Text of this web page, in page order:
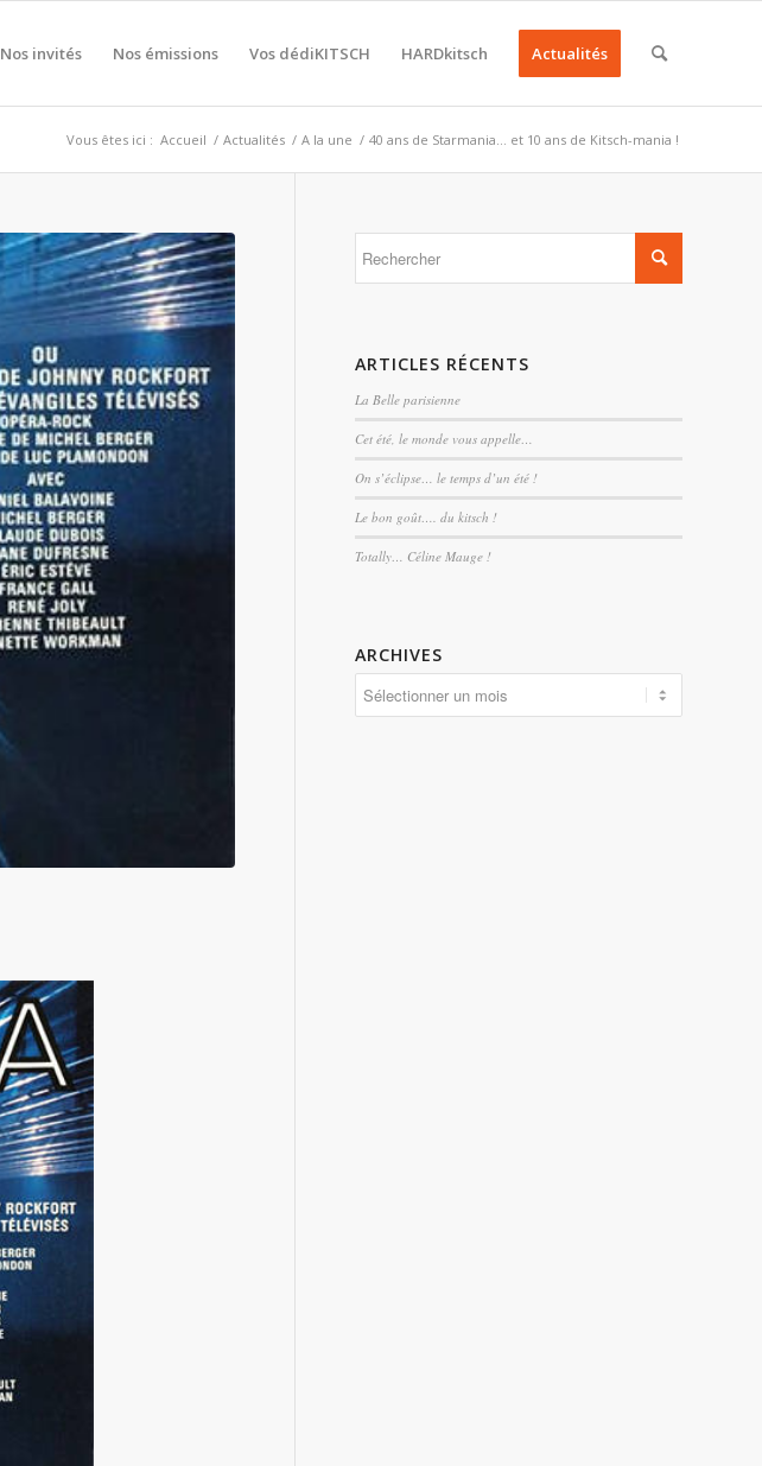
Nos invités Nos émissions Vos dédiKITSCH HARDkitsch Actualités
Vous êtes ici : Accueil / Actualités / A la une / 40 ans de Starmania… et 10 ans de Kitsch-mania !
ARTICLES RÉCENTS
La Belle parisienne
Cet été, le monde vous appelle…
On s’éclipse… le temps d’un été !
Le bon goût…. du kitsch !
Totally… Céline Mauge !
ARCHIVES